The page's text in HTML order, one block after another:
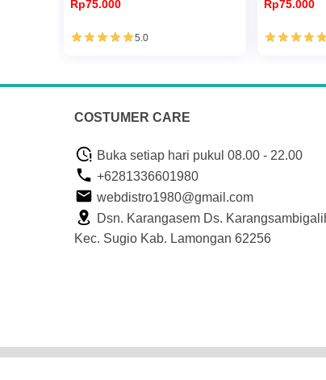
Rp75.000
5.0
Rp75.000
COSTUMER CARE
Buka setiap hari pukul 08.00 - 22.00
+6281336601980
webdistro1980@gmail.com
Dsn. Karangasem Ds.
Kec. Sugio Kab. Lamongan 62256